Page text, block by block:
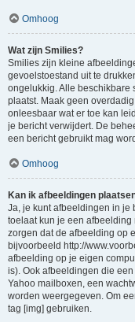
Omhoog
Wat zijn Smilies?
Smilies zijn kleine
gevoelstoestand uit te
ongelukkig. Alle beschikbare
plaatst. Maak geen
onleesbaar wat er toe kan
je bericht verwijdert. De
een bericht gebruikt mag
Omhoog
Kan ik afbeeldingen
Ja, je kunt afbeeldingen in je
toelaat kun je een afbeelding
zorgen dat de afbeelding op
bijvoorbeeld http://
afbeelding op je eigen
is). Ook afbeeldingen die
Yahoo mailboxen, een
worden weergegeven. Om
tag [img] gebruiken.